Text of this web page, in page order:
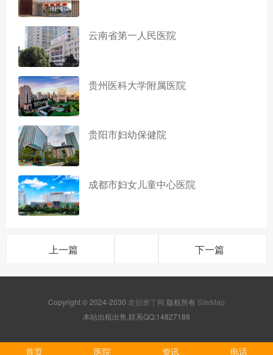
云南省第一人民医院
贵州医科大学附属医院
贵阳市妇幼保健院
成都市妇女儿童中心医院
上一篇 下一篇
Copyright © 2024-2030 老挝磨丁网 版权所有 SiteMap
本站出租出售,联系QQ:14827188
首页 医院 资讯 电话